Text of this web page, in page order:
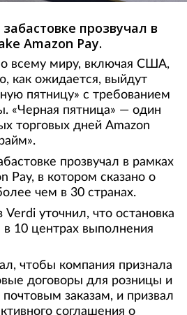
прозвучал в
Amazon Pay.
всему миру, включая США,
как ожидается, выйдут
пятницу» с требованием
«Черная пятница» — один
торговых дней Amazon
прозвучал в рамках
Pay, в котором сказано о
чем в 30 странах.
уточнил, что остановка
10 центрах выполнения
чтобы компания признала
договоры для розницы и
заказам, и призвал
соглашения о